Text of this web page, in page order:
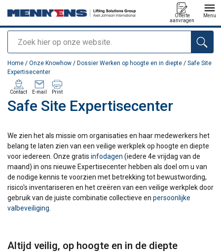
Zoeken
Offerte
aanvragen
Menu
toegevoegd aan uw offerte
Home / Onze Knowhow / Dossier Werken op hoogte en in diepte / Safe Site
Expertisecenter
Safe Site Expertisecenter
Contact E-mail Print
We zien het als missie om organisaties en haar medewerkers het
belang te laten zien van een veilige werkplek op hoogte en diepte
voor iedereen. Onze gratis infodagen (iedere 4e vrijdag van de
maand) in ons nieuwe Expertisecenter hebben als doel om u van
de nodige kennis te voorzien met betrekking tot bewustwording,
risico's inventariseren en het creëren van een veilige werkplek door
gebruik van de juiste combinatie collectieve en persoonlijke
valbeveiliging
Altijd veilig, op hoogte en in de diepte